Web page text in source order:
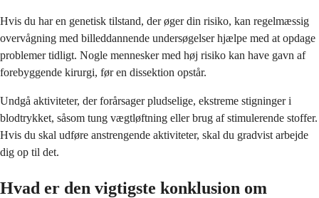
Hvis du har en genetisk tilstand, der øger din risiko, kan regelmæssig
overvågning med billeddannende undersøgelser hjælpe med at opdage
problemer tidligt. Nogle mennesker med høj risiko kan have gavn af
forebyggende kirurgi, før en dissektion opstår.
Undgå aktiviteter, der forårsager pludselige, ekstreme stigninger i
blodtrykket, såsom tung vægtløftning eller brug af stimulerende stoffer.
Hvis du skal udføre anstrengende aktiviteter, skal du gradvist arbejde
dig op til det.
Hvad er den vigtigste konklusion om